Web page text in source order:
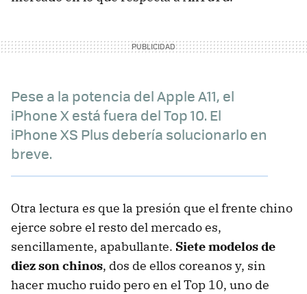
Pese a la potencia del Apple A11, el
iPhone X está fuera del Top 10. El
iPhone XS Plus debería solucionarlo en
breve.
Otra lectura es que la presión que el frente chino
ejerce sobre el resto del mercado es,
sencillamente, apabullante. Siete modelos de
diez son chinos, dos de ellos coreanos y, sin
hacer mucho ruido pero en el Top 10, uno de